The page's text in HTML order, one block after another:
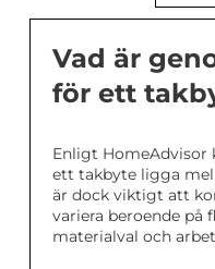
Vad är
för ett
Enligt
ett takbyte ligga
är dock viktigt att
variera beroende på
materialval och